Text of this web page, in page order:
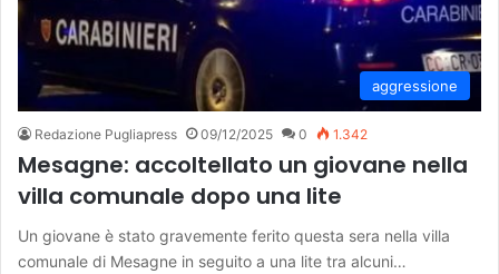
aggressione
Redazione Pugliapress 09/12/2025 0 1.342
Mesagne: accoltellato un giovane nella
villa comunale dopo una lite
Un giovane è stato gravemente ferito questa sera nella villa
comunale di Mesagne in seguito a una lite tra alcuni…